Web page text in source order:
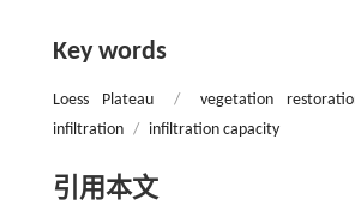
Key words
Loess Plateau / vegetation
infiltration / infiltration capacity
引用本文